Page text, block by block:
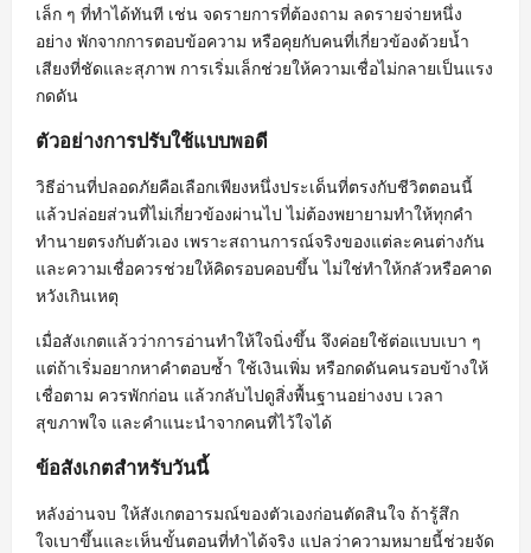
เล็ก ๆ ที่ทำได้ทันที เช่น จดรายการที่ต้องถาม ลดรายจ่ายหนึ่ง
อย่าง พักจากการตอบข้อความ หรือคุยกับคนที่เกี่ยวข้องด้วยน้ำ
เสียงที่ชัดและสุภาพ การเริ่มเล็กช่วยให้ความเชื่อไม่กลายเป็นแรง
กดดัน
ตัวอย่างการปรับใช้แบบพอดี
วิธีอ่านที่ปลอดภัยคือเลือกเพียงหนึ่งประเด็นที่ตรงกับชีวิตตอนนี้
แล้วปล่อยส่วนที่ไม่เกี่ยวข้องผ่านไป ไม่ต้องพยายามทำให้ทุกคำ
ทำนายตรงกับตัวเอง เพราะสถานการณ์จริงของแต่ละคนต่างกัน
และความเชื่อควรช่วยให้คิดรอบคอบขึ้น ไม่ใช่ทำให้กลัวหรือคาด
หวังเกินเหตุ
เมื่อสังเกตแล้วว่าการอ่านทำให้ใจนิ่งขึ้น จึงค่อยใช้ต่อแบบเบา ๆ
แต่ถ้าเริ่มอยากหาคำตอบซ้ำ ใช้เงินเพิ่ม หรือกดดันคนรอบข้างให้
เชื่อตาม ควรพักก่อน แล้วกลับไปดูสิ่งพื้นฐานอย่างงบ เวลา
สุขภาพใจ และคำแนะนำจากคนที่ไว้ใจได้
ข้อสังเกตสำหรับวันนี้
หลังอ่านจบ ให้สังเกตอารมณ์ของตัวเองก่อนตัดสินใจ ถ้ารู้สึก
ใจเบาขึ้นและเห็นขั้นตอนที่ทำได้จริง แปลว่าความหมายนี้ช่วยจัด